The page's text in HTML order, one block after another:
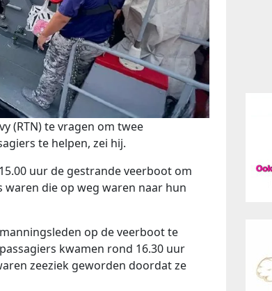
(RTN) te vragen om twee
te helpen, zei hij.
uur de gestrande veerboot om
waren die op weg waren naar hun
op de veerboot te
kwamen rond 16.30 uur
zeeziek geworden doordat ze